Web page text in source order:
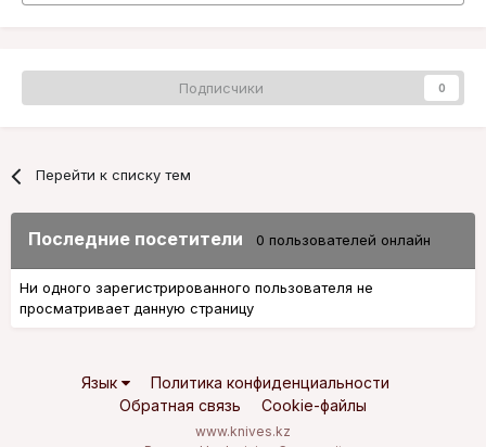
Подписчики 0
Перейти к списку тем
Последние посетители 0 пользователей онлайн
Ни одного зарегистрированного пользователя не
просматривает данную страницу
Язык
Политика конфиденциальности
Обратная связь
Cookie-файлы
www.knives.kz